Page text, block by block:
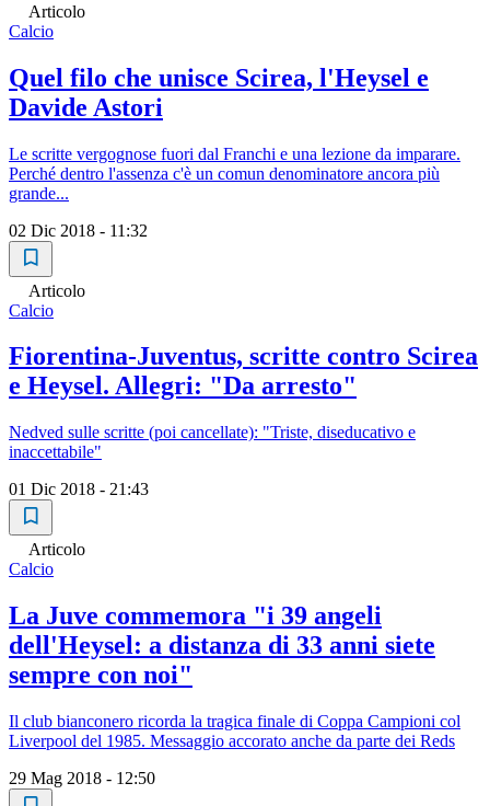
Articolo
Calcio
Quel filo che unisce Scirea, l'Heysel e
Davide Astori
Le scritte vergognose fuori dal Franchi e una lezione da imparare.
Perché dentro l'assenza c'è un comun denominatore ancora più
grande...
02 Dic 2018 - 11:32
Articolo
Calcio
Fiorentina-Juventus, scritte contro Scirea
e Heysel. Allegri: "Da arresto"
Nedved sulle scritte (poi cancellate): "Triste, diseducativo e
inaccettabile"
01 Dic 2018 - 21:43
Articolo
Calcio
La Juve commemora "i 39 angeli
dell'Heysel: a distanza di 33 anni siete
sempre con noi"
Il club bianconero ricorda la tragica finale di Coppa Campioni col
Liverpool del 1985. Messaggio accorato anche da parte dei Reds
29 Mag 2018 - 12:50